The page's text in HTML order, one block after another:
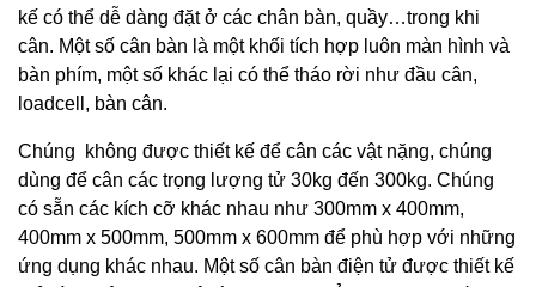
kế có thể dễ dàng đặt ở các chân bàn, quầy…trong khi
cân. Một số cân bàn là một khối tích hợp luôn màn hình và
bàn phím, một số khác lại có thể tháo rời như đầu cân,
loadcell, bàn cân.
Chúng không được thiết kế để cân các vật nặng, chúng
dùng để cân các trọng lượng tử 30kg đến 300kg. Chúng
có sẵn các kích cỡ khác nhau như 300mm x 400mm,
400mm x 500mm, 500mm x 600mm để phù hợp với những
ứng dụng khác nhau. Một số cân bàn điện tử được thiết kế